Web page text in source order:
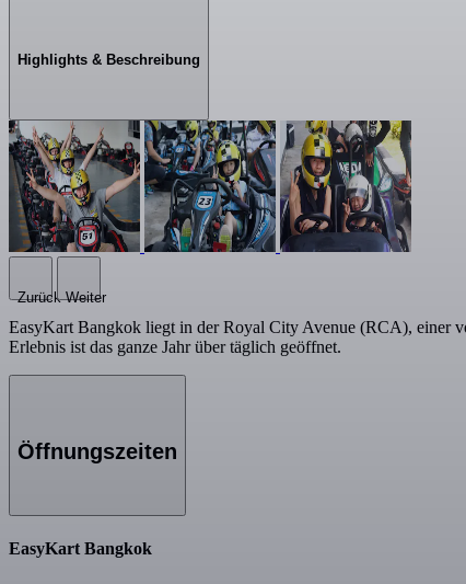
Highlights & Beschreibung
Zurück Weiter
EasyKart Bangkok liegt in der Royal City Avenue (RCA), einer
Erlebnis ist das ganze Jahr über täglich geöffnet.
Öffnungszeiten
EasyKart Bangkok